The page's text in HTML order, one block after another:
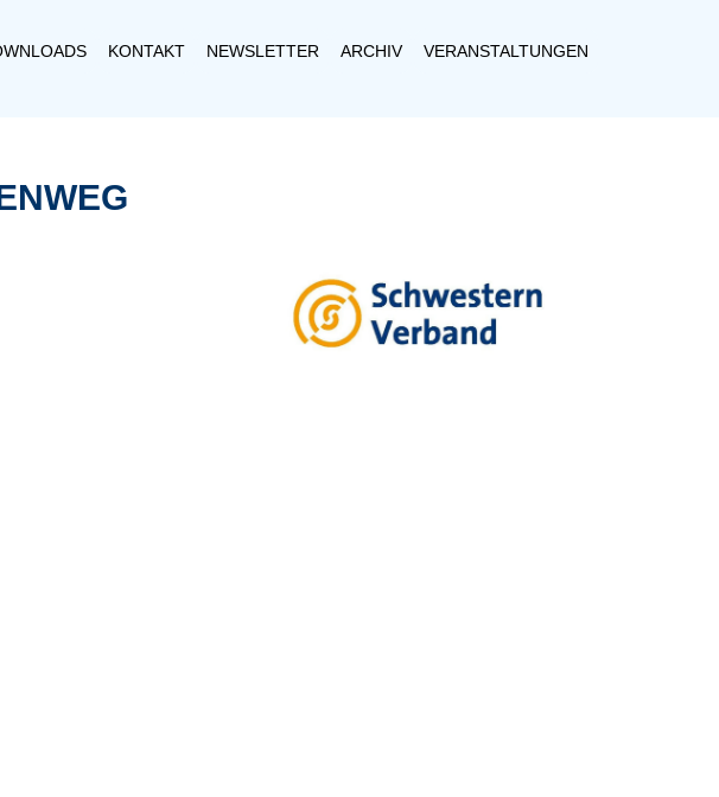
KONTAKT NEWSLETTER ARCHIV VERANSTALTUNGEN